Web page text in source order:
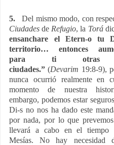
5. Del mismo modo, con
Ciudades de Refugio, la Torá
ensanchare el Etern-o tu
territorio… entonces
para ti otras
ciudades.” (Devarim 19:8-9),
nunca ocurrió realmente en
momento de nuestra
embargo, podemos estar
Di-s no nos ha dado este
por nada, por lo que
llevará a cabo en el tiempo
Mesías. No hay necesidad